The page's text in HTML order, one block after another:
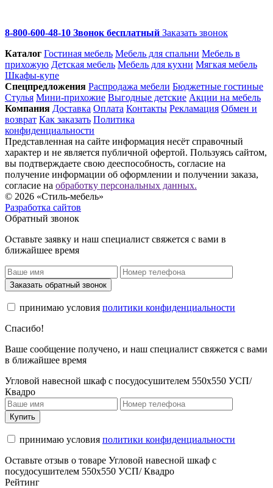
8-800-600-48-10 Звонок бесплатный Заказать звонок
Каталог Гостиная мебель Мебель для спальни Мебель в
прихожую Детская мебель Мебель для кухни Мягкая мебель
Шкафы-купе
Спец­предложения Распродажа мебели Бюджетные гостиные
Стулья Мини-прихожие Выгодные детские Акции на мебель
Компания Доставка Оплата Контакты Рекламация Обмен и
возврат Как заказать Политика
конфиденциальности
Представленная на сайте информация несёт справочный
характер и не является публичной офертой. Пользуясь сайтом,
вы подтверждаете свою дееспособность, согласие на
получение информации об оформлении и получении заказа,
согласие на обработку персональных данных.
© 2026 «Стиль-мебель»
Разработка сайтов
Обратный звонок
Оставьте заявку и наш специалист свяжется с вами в
ближайшее время
Заказать обратный звонок
принимаю условия политики конфиденциальности
Спасибо!
Ваше сообщение получено, и наш специалист свяжется с вами
в ближайшее время
Угловой навесной шкаф с посудосушителем 550х550 УСП/
Квадро
Купить
принимаю условия политики конфиденциальности
Оставьте отзыв о товаре Угловой навесной шкаф с
посудосушителем 550х550 УСП/ Квадро
Рейтинг